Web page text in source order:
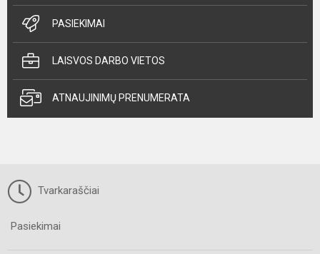
PASIEKIMAI
LAISVOS DARBO VIETOS
ATNAUJINIMŲ PRENUMERATA
Tvarkaraščiai
Pasiekimai